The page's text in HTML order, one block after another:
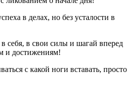
в делах, но без усталости в
себя, в свои силы и шагай вперед
и достижениям!
с какой ноги вставать, просто